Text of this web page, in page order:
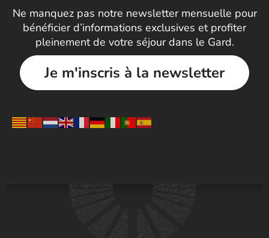
Ne manquez pas notre newsletter mensuelle pour
bénéficier d’informations exclusives et profiter
pleinement de votre séjour dans le Gard.
Je m'inscris à la newsletter